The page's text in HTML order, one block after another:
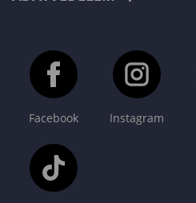
Facebook Instagram